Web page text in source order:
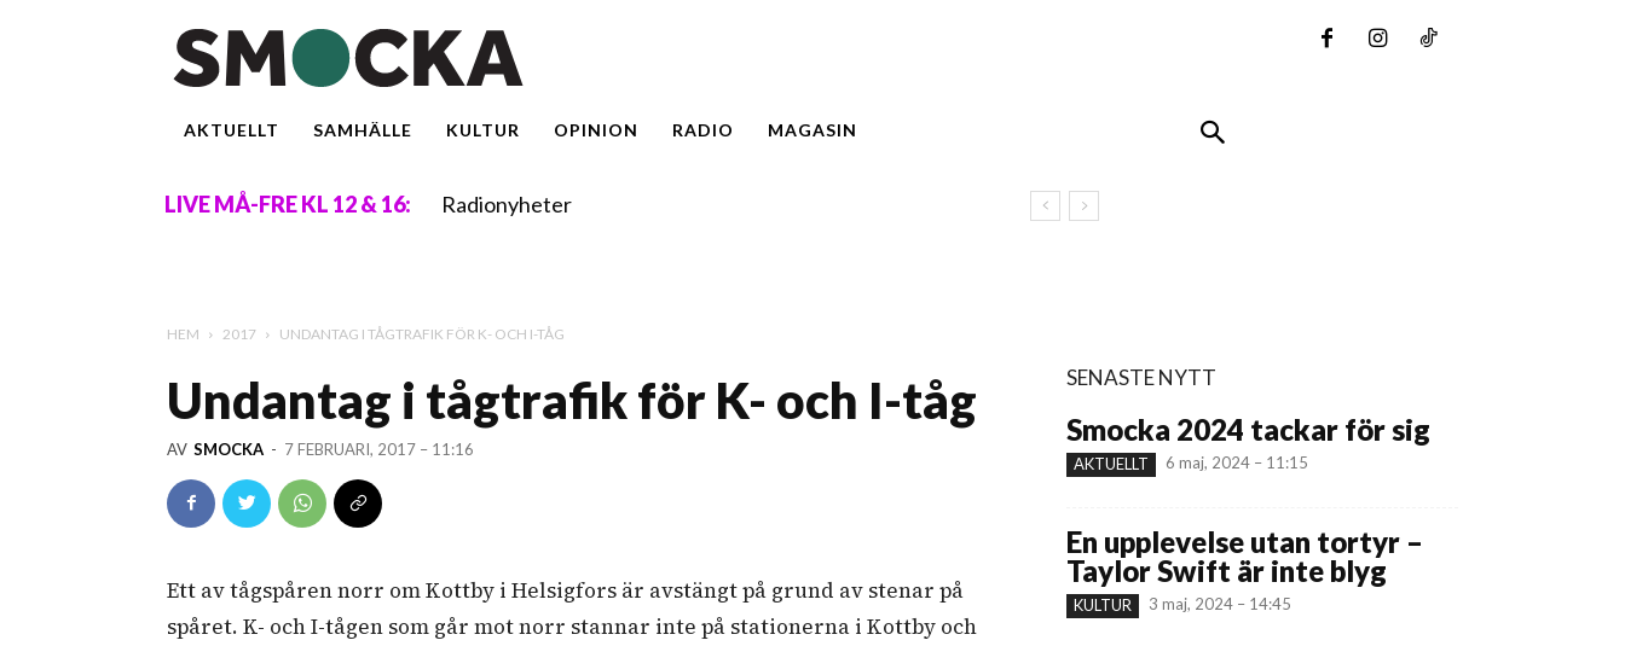
AKTUELLT SAMHÄLLE KULTUR OPINION RADIO MAGASIN
LIVE MÅ-FRE KL 12 & 16: Radionyheter
HEM 2017 UNDANTAG I TÅGTRAFIK FÖR K- OCH I-TÅG
Undantag i tågtrafik för K- och I-tåg
AV SMOCKA - 7 FEBRUARI, 2017 – 11:16
Ett av tågspåren norr om Kottby i Helsigfors är avstängt på grund av stenar på
spåret. K- och I-tågen som går mot norr stannar inte på stationerna i Kottby och
SENASTE NYTT
Smocka 2024 tackar för sig
AKTUELLT 6 maj, 2024 – 11:15
En upplevelse utan tortyr –
Taylor Swift är inte blyg
KULTUR 3 maj, 2024 – 14:45